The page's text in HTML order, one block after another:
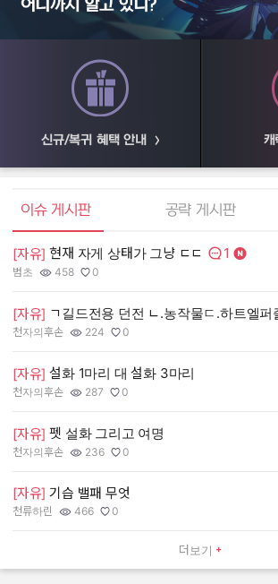
신규/복귀 혜택 안내 캐
엘소드 커뮤니티
이슈 게시판 공략 게시판
더보기
[자유] 현재 자게 상태가 그냥 ㄷㄷ 댓글수:
1
작성자:
범초
조회수:
458
추천수:
0
[자유] ㄱ길드전용 던전 ㄴ.농작물ㄷ.하트엘퍼
작성자:
천자의후손
조회수:
224
추천수:
0
[자유] 설화 1마리 대 설화 3마리
작성자:
천자의후손
조회수:
287
추천수:
0
[자유] 펫 설화 그리고 여명
작성자:
천자의후손
조회수:
236
추천수:
0
[자유] 기습 밸패 무엇
작성자:
천류하린
조회수:
466
추천수:
0